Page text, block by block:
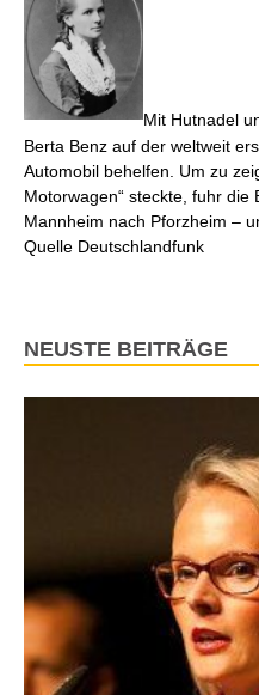
Mit Hutnadel
Berta Benz auf der weltweit
Automobil behelfen. Um zu
Motorwagen“ steckte, fuhr die
Mannheim nach Pforzheim –
Quelle Deutschlandfunk
NEUSTE BEITRÄGE